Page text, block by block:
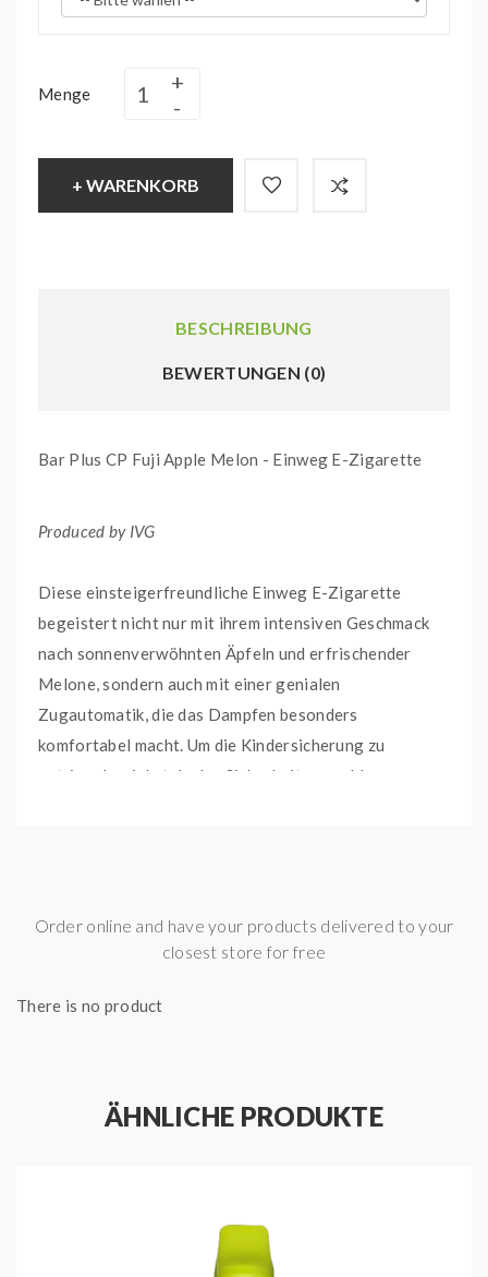
Menge
+ WARENKORB
BESCHREIBUNG
BEWERTUNGEN (0)
Bar Plus CP Fuji Apple Melon - Einweg E-Zigarette
Produced by IVG
Diese einsteigerfreundliche Einweg E-Zigarette
begeistert nicht nur mit ihrem intensiven Geschmack
nach sonnenverwöhnten Äpfeln und erfrischender
Melone, sondern auch mit einer genialen
Zugautomatik, die das Dampfen besonders
komfortabel macht. Um die Kindersicherung zu
entriegeln, ziehst du den Sicherheitsverschluss am
Mit dem festverbauten 500 mAh Akku und einer Pod-
kannst du bis zu 800 Züge genießen. Die Hybrid-
Order online and have your products delivered to your
closest store for free
There is no product
ÄHNLICHE PRODUKTE